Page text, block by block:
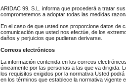
ARIDAC 99, S.L. informa que procederá a tratar
comprometemos a adoptar todas las medidas
En el caso de que usted nos proporcione datos de
comunicación que usted nos efectúe, de los
daños y perjuicios que pudieran derivarse.
Correos electrónicos
La información contenida en los correos
únicamente por las personas a las que va dirigida.
los requisitos exigidos por la normativa Usted
en los términos que establece la normativa vigente